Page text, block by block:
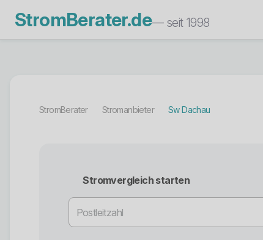
StromBerater.de— seit 1998
StromBerater Stromanbieter Sw Dachau
Stromvergleich starten